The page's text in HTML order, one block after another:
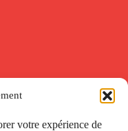
votre expérience de